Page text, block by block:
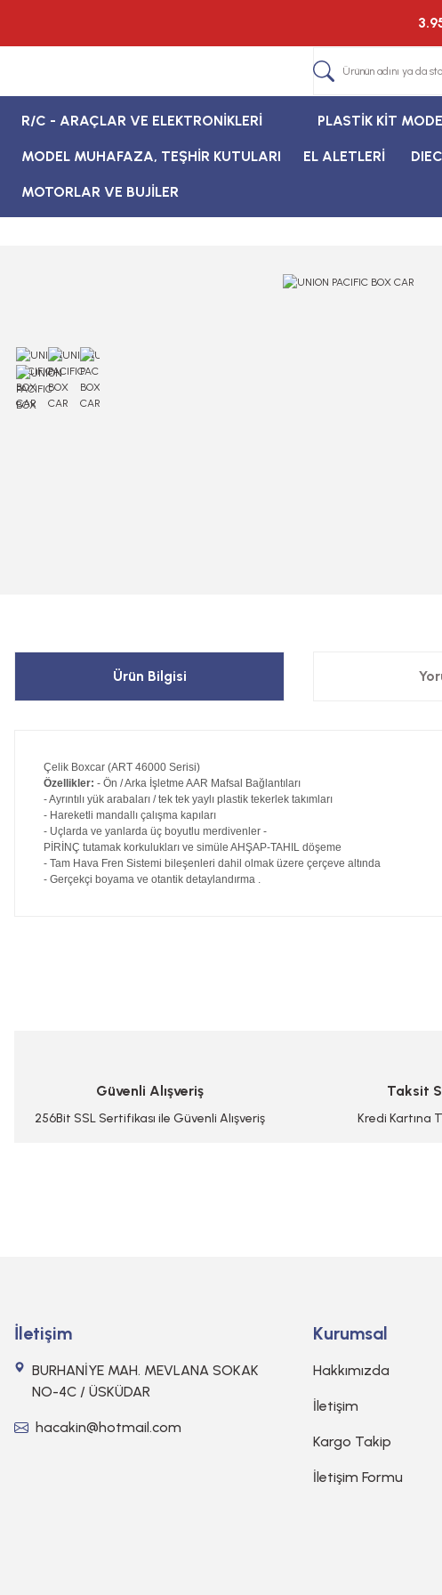
R/C - ARAÇLAR VE ELEKTRONİKLERİ PLASTİK KİT
MODEL MUHAFAZA, TEŞHİR KUTULARI EL ALETLERİ
MOTORLAR VE BUJİLER
Ürün Bilgisi
Çelik Boxcar (ART 46000 Serisi)
Özellikler: - Ön / Arka İşletme AAR Mafsal Bağlantıları
- Ayrıntılı yük arabaları / tek tek yaylı plastik tekerlek takımları
- Hareketli mandallı çalışma kapıları
- Uçlarda ve yanlarda üç boyutlu merdivenler -
PİRİNÇ tutamak korkulukları ve simüle AHŞAP-TAHIL döşeme
- Tam Hava Fren Sistemi bileşenleri dahil olmak üzere çerçeve altında
- Gerçekçi boyama ve otantik detaylandırma .
Ürün fiyatı diğer sitelerden daha pahalı.
Bu ürüne benzer farklı alternatifler olmalı.
Güvenli Alışveriş
256Bit SSL Sertifikası ile Güvenli Alışveriş
Taksit
Kredi Kartına
İletişim
BURHANİYE MAH. MEVLANA SOKAK
NO-4C / ÜSKÜDAR
hacakin@hotmail.com
Kurumsal
Hakkımızda
İletişim
Kargo Takip
İletişim Formu